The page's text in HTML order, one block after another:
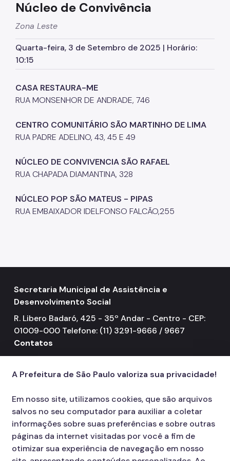
Supervisão de Assistência Social (SAS)
CPAS
Rede Socioassistencial
Painéis
Pessoa em situação de rua
Crianças e Adolescentes
Idosos
Famílias
Programa Cidade Protetora
Operação Altas Temperaturas (OAT)
Operação Baixas Temperaturas (OBT)
Programa Bolsa Família
Renda Mínima
Benefício de Prestação Continuada (BPC)
Núcleo de Convivência
Zona Leste
Quarta-feira, 3 de Setembro de 2025 | Horário:
10:15
CASA RESTAURA-ME
RUA MONSENHOR DE ANDRADE, 746
CENTRO COMUNITÁRIO SÃO MARTINHO DE LIMA
RUA PADRE ADELINO, 43, 45 E 49
NÚCLEO DE CONVIVENCIA SÃO RAFAEL
RUA CHAPADA DIAMANTINA, 328
NÚCLEO POP SÃO MATEUS - PIPAS
RUA EMBAIXADOR IDELFONSO FALCÃO,255
Secretaria Municipal de Assistência e
Desenvolvimento Social
R. Libero Badaró, 425 - 35º Andar - Centro - CEP:
01009-000 Telefone: (11) 3291-9666 / 9667
Contatos
156
A Prefeitura de São Paulo valoriza sua privacidade!
Em nosso site, utilizamos cookies, que são arquivos
salvos no seu computador para auxiliar a coletar
informações sobre suas preferências e sobre outras
páginas da internet visitadas por você a fim de
otimizar sua experiência de navegação em nosso